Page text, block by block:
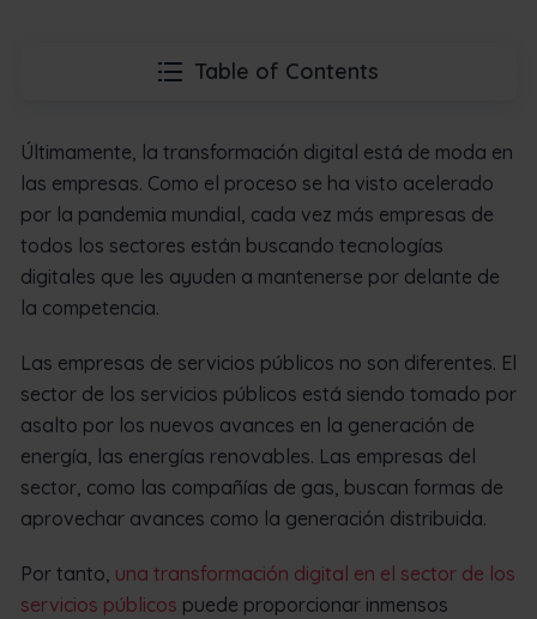
Table of Contents
Últimamente, la transformación digital está de moda en
las empresas. Como el proceso se ha visto acelerado
por la pandemia mundial, cada vez más empresas de
todos los sectores están buscando tecnologías
digitales que les ayuden a mantenerse por delante de
la competencia.
Las empresas de servicios públicos no son diferentes. El
sector de los servicios públicos está siendo tomado por
asalto por los nuevos avances en la generación de
energía, las energías renovables. Las empresas del
sector, como las compañías de gas, buscan formas de
aprovechar avances como la generación distribuida.
Por tanto, una transformación digital en el sector de los
servicios públicos puede proporcionar inmensos